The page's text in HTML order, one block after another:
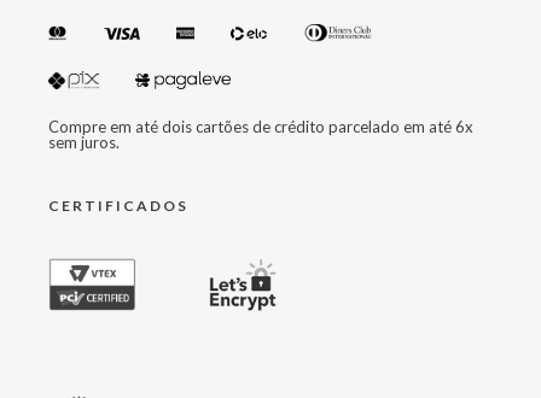
Compre em até dois cartões de crédito parcelado em até 6x
sem juros.
CERTIFICADOS